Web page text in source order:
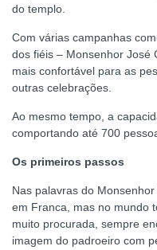
do templo.
Com várias campanhas
dos fiéis – Monsenhor José
mais confortável para as
outras celebrações.
Ao mesmo tempo, a
comportando até 700
Os primeiros passos
Nas palavras do
em Franca, mas no mundo
muito procurada, sempre
imagem do padroeiro com